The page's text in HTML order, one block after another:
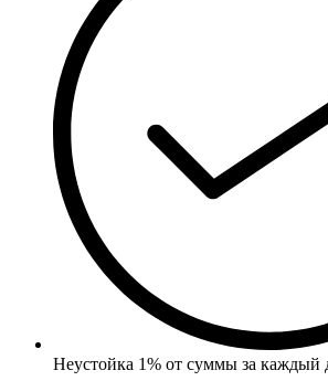
Неустойка 1% от суммы за каждый